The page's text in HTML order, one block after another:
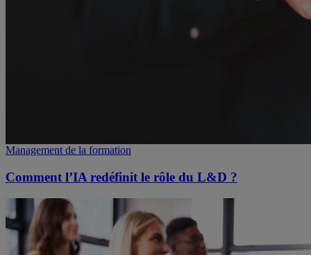
Management de la formation
Comment l’IA redéfinit le rôle du L&D ?